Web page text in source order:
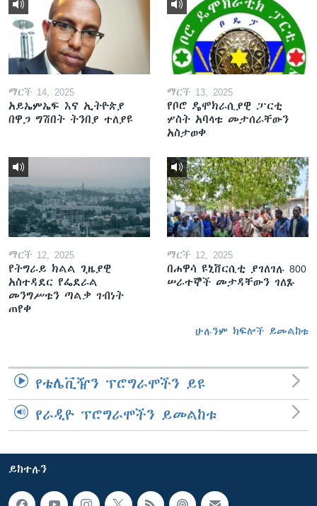
ማርች 14, 2025
አይኤምኤፍ እና ኢትዮጵያ
በዋጋ ግሽበት ትንበያ ተለያዩ
ማርች 13, 2025
የቦሮ ዴሞክራሲያዊ ፓርቲ
ሦስት አባላቱ መታሰራቸውን
አስታወቀ
ማርች 12, 2025
የትግራይ ክልል ጊዜያዊ
አስተዳደር የፌደራል
መንግሥቱን ጣልቃ ገብነት
ጠየቀ
ማርች 12, 2025
በሐዋሳ ዩኒቨርሲቲ ያገለገሉ 800
ሠራተኞች መታዳቸውን ገለጹ
ሁሉንም ክፍሎች ይመልከቱ
የቴሌቪዥን ፕሮግራሞችን ይዩ
የራዲዮ ፕሮግራሞችን ይመልከቱ
ይከተሉን